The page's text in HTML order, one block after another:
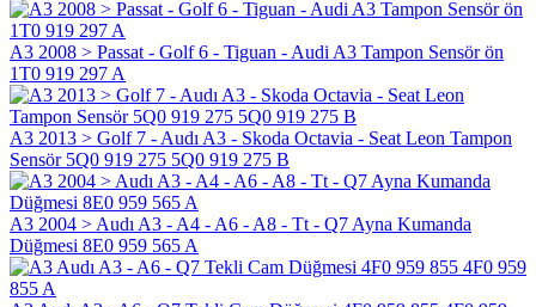
A3 2008 > Passat - Golf 6 - Tiguan - Audi A3 Tampon Sensör ön
1T0 919 297 A
A3 2013 > Golf 7 - Audı A3 - Skoda Octavia - Seat Leon Tampon
Sensör 5Q0 919 275 5Q0 919 275 B
A3 2004 > Audı A3 - A4 - A6 - A8 - Tt - Q7 Ayna Kumanda
Düğmesi 8E0 959 565 A